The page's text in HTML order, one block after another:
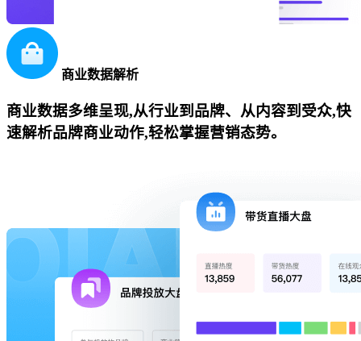
商业数据解析
商业数据多维呈现,从行业到品牌、从内容到受众,快
速解析品牌商业动作,轻松掌握营销态势。